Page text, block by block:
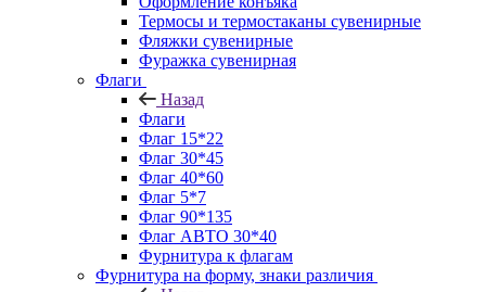
Термосы и термостаканы сувенирные
Фляжки сувенирные
Фуражка сувенирная
Флаги
Назад
Флаги
Флаг 15*22
Флаг 30*45
Флаг 40*60
Флаг 5*7
Флаг 90*135
Флаг АВТО 30*40
Фурнитура к флагам
Фурнитура на форму, знаки различия